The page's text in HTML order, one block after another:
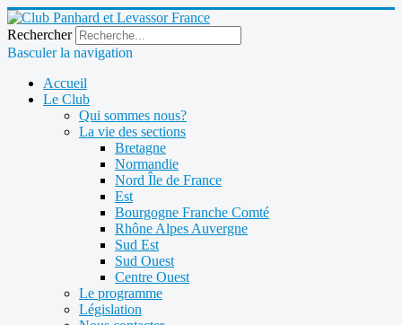
Rechercher
Basculer la navigation
Accueil
Le Club
Qui sommes nous?
La vie des sections
Bretagne
Normandie
Nord Île de France
Est
Bourgogne Franche Comté
Rhône Alpes Auvergne
Sud Est
Sud Ouest
Centre Ouest
Le programme
Législation